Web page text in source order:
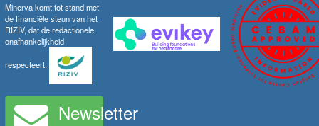
Minerva komt tot stand met
de financiële steun van het
RIZIV, dat de redactionele
onafhankelijkheid
respecteert.
Newsletter